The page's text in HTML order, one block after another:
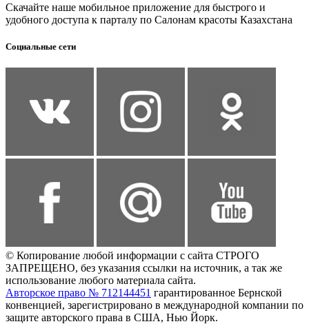
Скачайте наше мобильное приложение для быстрого и
удобного доступа к парталу по Салонам красоты Казахстана
Социальные сети
© Копирование любой информации с сайта СТРОГО
ЗАПРЕЩЕНО, без указания ссылки на источник, а так же
использование любого материала сайта.
Авторское право № 712144451 гарантированное Бернской
конвенцией, зарегистрировано в международной компании по
защите авторского права в США, Нью Йорк.